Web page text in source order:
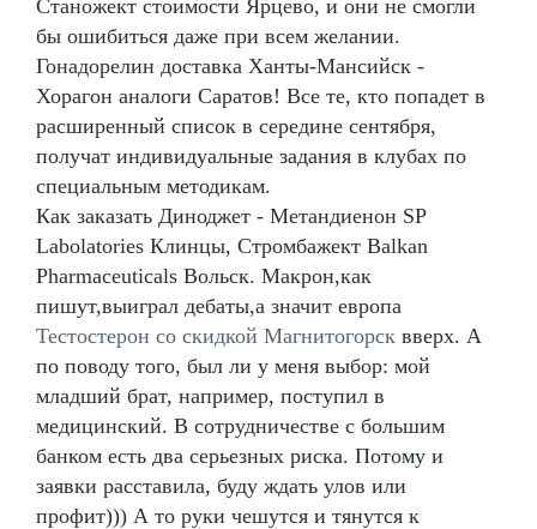
Станожект стоимости Ярцево, и они не смогли
бы ошибиться даже при всем желании.
Гонадорелин доставка Ханты-Мансийск -
Хорагон аналоги Саратов! Все те, кто попадет в
расширенный список в середине сентября,
получат индивидуальные задания в клубах по
специальным методикам.
Как заказать Диноджет - Метандиенон SP
Labolatories Клинцы, Стромбажект Balkan
Pharmaceuticals Вольск. Макрон,как
пишут,выиграл дебаты,а значит европа
Тестостерон со скидкой Магнитогорск вверх. А
по поводу того, был ли у меня выбор: мой
младший брат, например, поступил в
медицинский. В сотрудничестве с большим
банком есть два серьезных риска. Потому и
заявки расставила, буду ждать улов или
профит))) А то руки чешутся и тянутся к